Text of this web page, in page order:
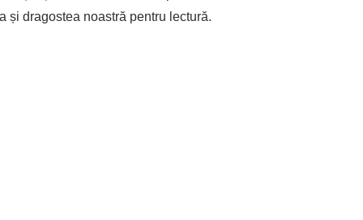
și dragostea noastră pentru lectură.